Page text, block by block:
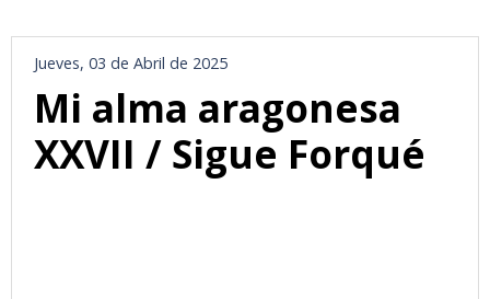
Jueves, 03 de Abril de 2025
Mi alma aragonesa
XXVII / Sigue Forqué